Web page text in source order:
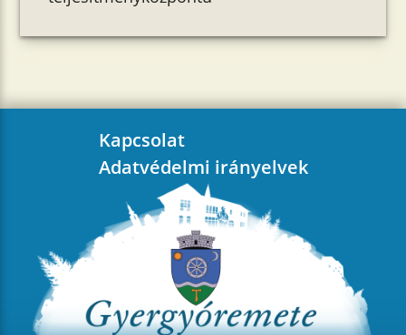
Kapcsolat
Adatvédelmi irányelvek